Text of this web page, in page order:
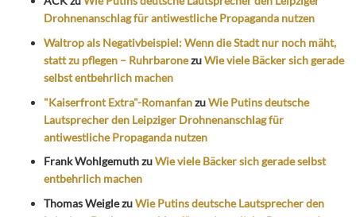
Drohnenanschlag für antiwestliche Propaganda nutzen
Waltrop als Negativbeispiel: Wenn die Stadt nur noch mäht,
statt zu pflegen – RuhrbaronezuWie viele Bäcker sich gerade
selbst entbehrlich machen
"Kaiserfront Extra"-RomanfanzuWie Putins deutsche
Lautsprecher den Leipziger Drohnenanschlag für
antiwestliche Propaganda nutzen
Frank WohlgemuthzuWie viele Bäcker sich gerade selbst
entbehrlich machen
Thomas WeiglezuWie Putins deutsche Lautsprecher den